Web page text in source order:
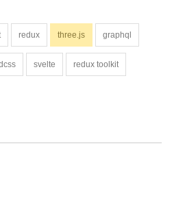
redux three.js graphql
svelte redux toolkit